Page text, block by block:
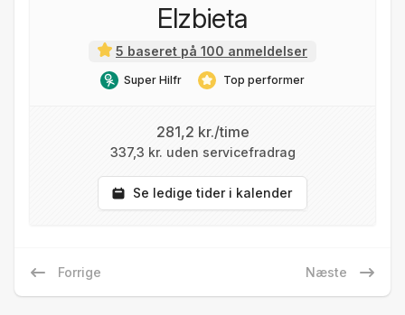
Elzbieta
5 baseret på 100 anmeldelser
Super Hilfr Top performer
281,2 kr./time
337,3 kr. uden servicefradrag
Se ledige tider i kalender
Forrige Næste